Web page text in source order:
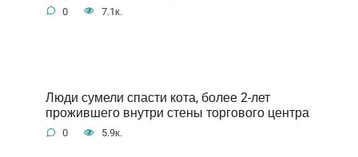
0 7.1к.
Люди сумели спасти кота, более 2-лет
прожившего внутри стены торгового центра
0 5.9к.